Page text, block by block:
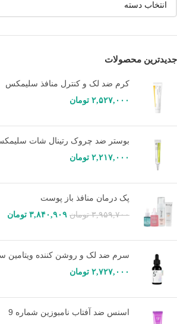
جدیدترین محصولات
کرم ضد لک و کنترل منافذ سلیمکس
۲,۵۲۷,۰۰۰ تومان
بوستر ضد چروک رتینال شات
۲,۲۱۷,۰۰۰ تومان
پک درمان منافذ باز پوست
۳,۹۵۹,۷۰۰ تومان ۳,۸۴۰,۹۰۹ تومان
سرم ضد لک و روشن کننده ویتامین
۲,۷۲۷,۰۰۰ تومان
اسنس ضد آفتاب نامبوزین شماره 9